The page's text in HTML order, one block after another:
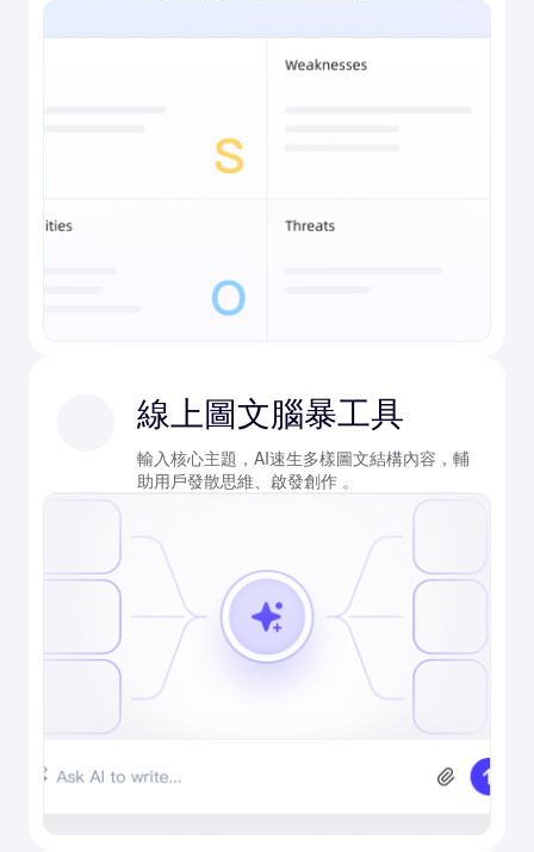
線上圖文腦暴工具
輸入核心主題，AI速生多樣圖文結構內容，輔
助用戶發散思維、啟發創作 。